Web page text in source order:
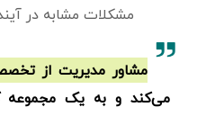
مشکلات مشابه در
مشاور مدیریت از
می‌کند و به یک مجموعه